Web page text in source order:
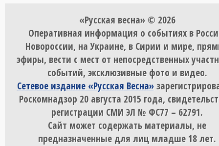
«Русская весна» © 2026
Оперативная информация о событиях в
Новороссии, на Украине, в Сирии и мире,
эфиры, вести с мест от непосредственных
событий, эксклюзивные фото и видео.
Сетевое издание «Русская Весна»
Роскомнадзор 20 августа 2015 года,
регистрации СМИ ЭЛ № ФС77 – 62791.
Сайт может содержать материалы, не
предназначенные для лиц младше 18 лет.